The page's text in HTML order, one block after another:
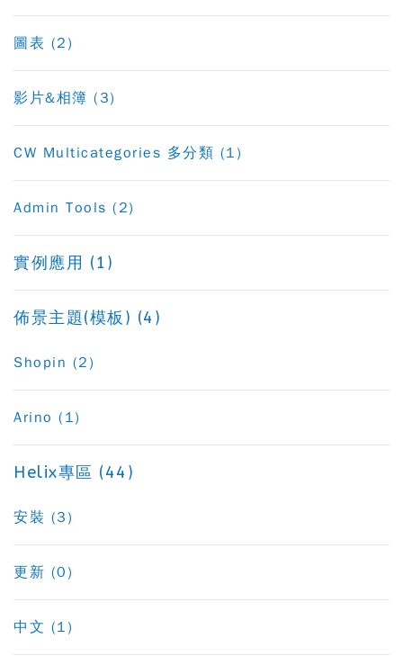
圖表 (2)
影片&相簿 (3)
CW Multicategories 多分類 (1)
Admin Tools (2)
實例應用 (1)
佈景主題(模板) (4)
Shopin (2)
Arino (1)
Helix專區 (44)
安裝 (3)
更新 (0)
中文 (1)